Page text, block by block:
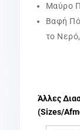
Μαύρο
Βαφή
το
Άλλες
(Sizes/